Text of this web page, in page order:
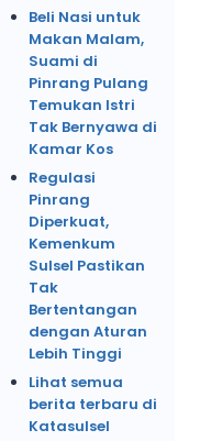
Beli Nasi untuk
Makan Malam,
Suami di
Pinrang Pulang
Temukan Istri
Tak Bernyawa di
Kamar Kos
Regulasi
Pinrang
Diperkuat,
Kemenkum
Sulsel Pastikan
Tak
Bertentangan
dengan Aturan
Lebih Tinggi
Lihat semua
berita terbaru di
Katasulsel